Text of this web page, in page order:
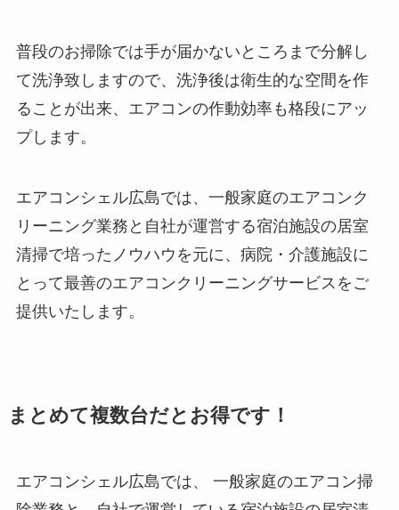
普段のお掃除では手が届かないところまで分解し
て洗浄致しますので、洗浄後は衛生的な空間を作
ることが出来、エアコンの作動効率も格段にアッ
プします。
エアコンシェル広島では、一般家庭のエアコンク
リーニング業務と自社が運営する宿泊施設の居室
清掃で培ったノウハウを元に、病院・介護施設に
とって最善のエアコンクリーニングサービスをご
提供いたします。
まとめて複数台だとお得です！
エアコンシェル広島では、 一般家庭のエアコン掃